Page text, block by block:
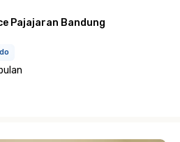
Pajajaran Bandung
bulan